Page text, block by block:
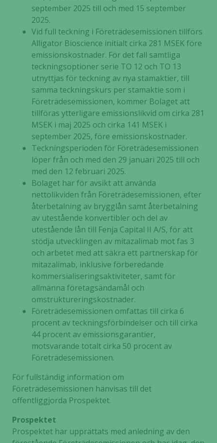
september 2025 till och med 15 september
2025.
Vid full teckning i Företrädesemissionen tillförs
Alligator Bioscience initialt cirka 281 MSEK före
emissionskostnader. För det fall samtliga
teckningsoptioner serie TO 12 och TO 13
utnyttjas för teckning av nya stamaktier, till
samma teckningskurs per stamaktie som i
Företrädesemissionen, kommer Bolaget att
tillföras ytterligare emissionslikvid om cirka 281
MSEK i maj 2025 och cirka 141 MSEK i
september 2025, före emissionskostnader.
Teckningsperioden för Företrädesemissionen
löper från och med den 29 januari 2025 till och
med den 12 februari 2025.
Bolaget har för avsikt att använda
nettolikviden från Företrädesemissionen, efter
återbetalning av brygglån samt återbetalning
av utestående konvertibler och del av
utestående lån till Fenja Capital II A/S, för att
stödja utvecklingen av mitazalimab mot fas 3
och arbetet med att säkra ett partnerskap för
mitazalimab, inklusive förberedande
kommersialiseringsaktiviteter, samt för
allmänna företagsändamål och
omstruktureringskostnader.
Företrädesemissionen omfattas till cirka 6
procent av teckningsförbindelser och till cirka
44 procent av emissionsgarantier,
motsvarande totalt cirka 50 procent av
Företrädesemissionen.
För fullständig information om
Företrädesemissionen hänvisas till det
offentliggjorda Prospektet.
Prospektet
Prospektet har upprättats med anledning av den